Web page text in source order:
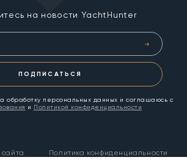
на новости YachtHunter
ПОДПИСАТЬСЯ
обработку персональных данных и соглашаюсь с
и Политикой конфиденциальности
Политика конфиденциальности